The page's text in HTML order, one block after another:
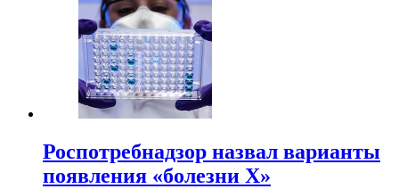
Роспотребнадзор назвал варианты
появления «болезни Х»